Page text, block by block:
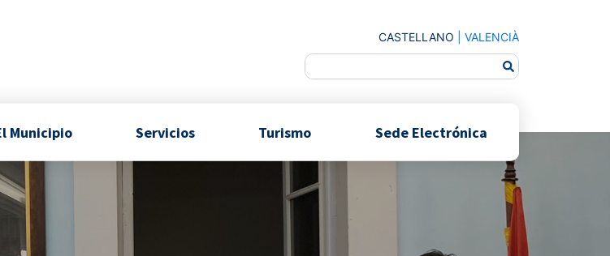
CASTELLANO VALENCIÀ
Municipio Servicios Turismo Sede Electrónica